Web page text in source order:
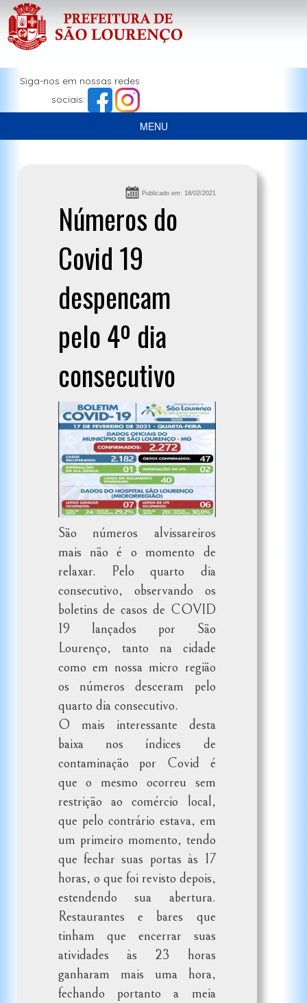
Siga-nos em nossas redes
sociais:
MENU
Publicado em: 18/02/2021
Números do
Covid 19
despencam
pelo 4º dia
consecutivo
São números alvissareiros
mais não é o momento de
relaxar. Pelo quarto dia
consecutivo, observando os
boletins de casos de COVID
19 lançados por São
Lourenço, tanto na cidade
como em nossa micro região
os números desceram pelo
quarto dia consecutivo.
O mais interessante desta
baixa nos índices de
contaminação por Covid é
que o mesmo ocorreu sem
restrição ao comércio local,
que pelo contrário estava, em
um primeiro momento, tendo
que fechar suas portas às 17
horas, o que foi revisto depois,
estendendo sua abertura.
Restaurantes e bares que
tinham que encerrar suas
atividades às 23 horas
ganharam mais uma hora,
fechando portanto a meia